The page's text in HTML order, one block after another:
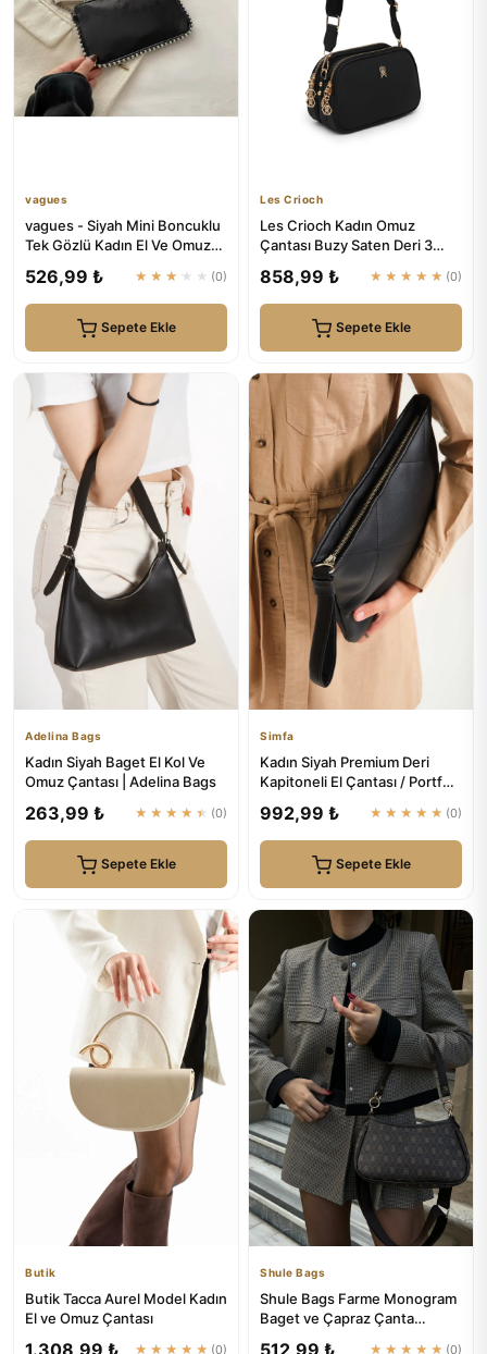
vagues
vagues - Siyah Mini Boncuklu
Tek Gözlü Kadın El Ve Omuz
526,99 ₺ ★★★★★ (0)
Sepete Ekle
Les Crioch
Les Crioch Kadın Omuz
Çantası Buzy Saten Deri 3
858,99 ₺ ★★★★★ (0)
Sepete Ekle
Adelina Bags
Kadın Siyah Baget El Kol Ve
Omuz Çantası | Adelina Bags
263,99 ₺ ★★★★★ (0)
Sepete Ekle
Simfa
Kadın Siyah Premium Deri
Kapitoneli El Çantası / Portföy
992,99 ₺ ★★★★★ (0)
Sepete Ekle
Butik
Butik Tacca Aurel Model Kadın
El ve Omuz Çantası
1.308,99 ₺ ★★★★★ (0)
Shule Bags
Shule Bags Farme Monogram
Baget ve Çapraz Çanta
512,99 ₺ ★★★★★ (0)